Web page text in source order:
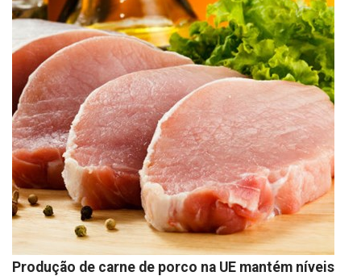
Produção de carne de porco na UE mantém níveis